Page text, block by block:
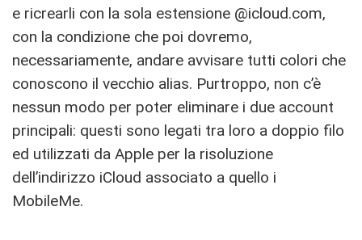
e ricrearli con la sola estensione @icloud.com,
con la condizione che poi dovremo,
necessariamente, andare avvisare tutti colori che
conoscono il vecchio alias. Purtroppo, non c’è
nessun modo per poter eliminare i due account
principali: questi sono legati tra loro a doppio filo
ed utilizzati da Apple per la risoluzione
dell’indirizzo iCloud associato a quello i
MobileMe.